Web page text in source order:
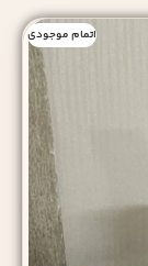
اتمام موجودی